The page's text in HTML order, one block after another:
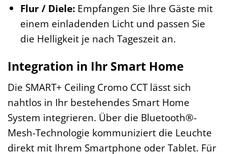
Flur / Diele:Empfangen Sie Ihre Gäste mit
einem einladenden Licht und passen Sie
die Helligkeit je nach Tageszeit an.
Integration in Ihr Smart Home
Die SMART+ Ceiling Cromo CCT lässt sich
nahtlos in Ihr bestehendes Smart Home
System integrieren. Über die Bluetooth®-
Mesh-Technologie kommuniziert die Leuchte
direkt mit Ihrem Smartphone oder Tablet. Für